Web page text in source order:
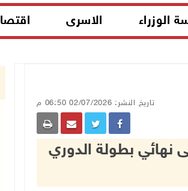
الوزراء الاسرى
تاريخ النشر: 02/07/2026 06:50 م
نهائي بطولة الدوري